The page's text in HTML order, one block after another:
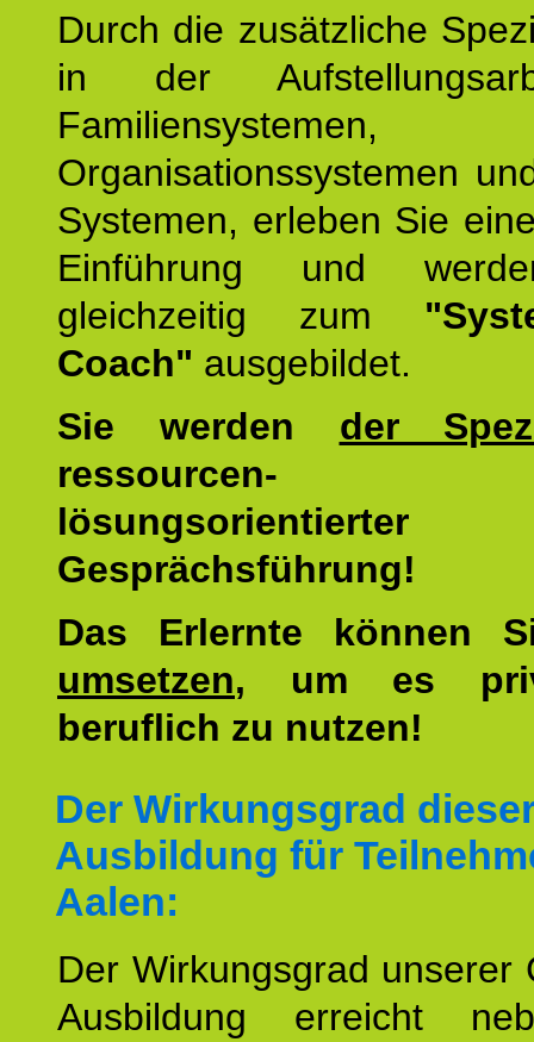
Durch die zusätzliche
in der
Familiensystemen,
Organisationssystemen
Systemen, erleben Sie
Einführung und
gleichzeitig zum
Coach" ausgebildet.
Sie werden der
lösungsorientierter
Gesprächsführung!
Das Erlernte können
umsetzen, um es
beruflich zu nutzen!
Der Wirkungsgrad
Ausbildung für
Aalen:
Der Wirkungsgrad unserer
Ausbildung erreicht